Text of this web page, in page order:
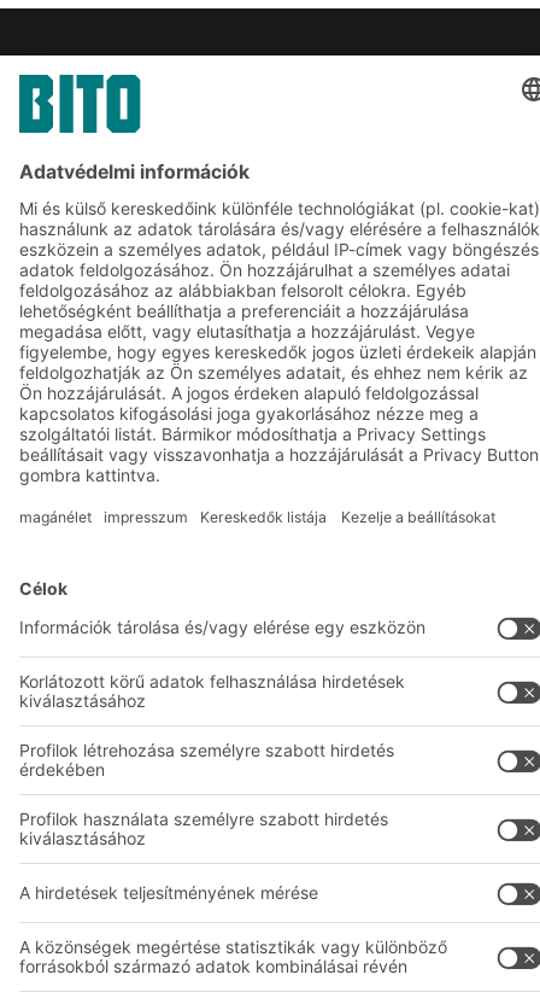
Megoldások
Tárolók és konténerek
Állványrendszerek
Közlekedési rendszerek
BITO szolgáltatások
Tanácsadás és szolgáltatás
Kapcsolatfelvételi űrlap
Vállalat
Rólunk
Telephelyek világszerte
Gyártóüzemek
Kövessen minket
YOUR LIFE.
+36 (1) 421 5385
© 2026 BITO-Lagertechnik Bittmann GmbH
Tervezés és megvalósítás+ | LOUISINTERNET
Ez az ajánlat az ipar, a kézműipar, a kereskedelem és a
szabadfoglalkozásúak számára készült, önálló, szakmai vagy
kereskedelmi tevékenység során történő felhasználásra.